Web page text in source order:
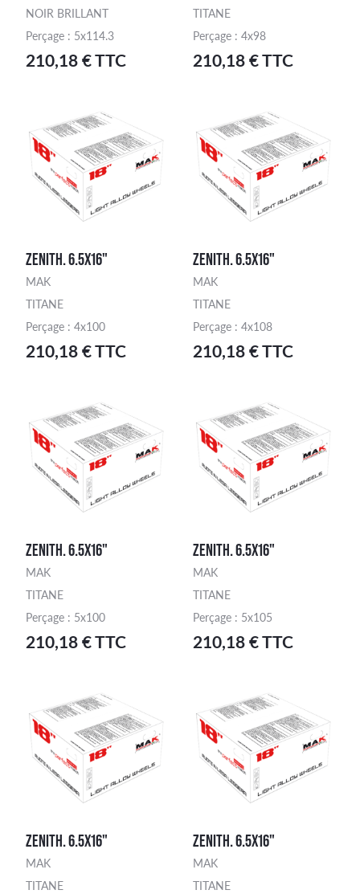
NOIR BRILLANT
Perçage : 5x114.3
210,18 € TTC
TITANE
Perçage : 4x98
210,18 € TTC
ZENITH. 6.5X16"
MAK
TITANE
Perçage : 4x100
210,18 € TTC
ZENITH. 6.5X16"
MAK
TITANE
Perçage : 4x108
210,18 € TTC
ZENITH. 6.5X16"
MAK
TITANE
Perçage : 5x100
210,18 € TTC
ZENITH. 6.5X16"
MAK
TITANE
Perçage : 5x105
210,18 € TTC
ZENITH. 6.5X16"
MAK
TITANE
ZENITH. 6.5X16"
MAK
TITANE